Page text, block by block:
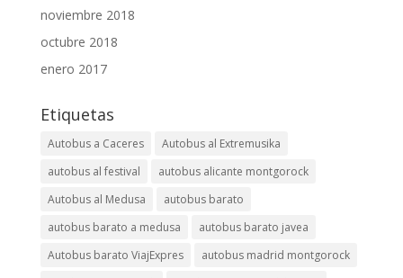
noviembre 2018
octubre 2018
enero 2017
Etiquetas
Autobus a Caceres
Autobus al Extremusika
autobus al festival
autobus alicante montgorock
Autobus al Medusa
autobus barato
autobus barato a medusa
autobus barato javea
Autobus barato ViajExpres
autobus madrid montgorock